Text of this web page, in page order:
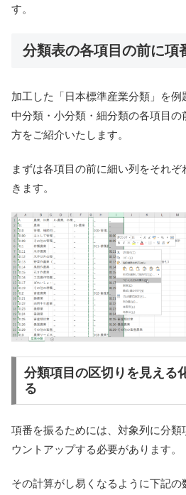
す。
分類表の各項目の前に項
加工した「日本標準産業分類」を例
中分類・小分類・細分類の各項目の
方をご紹介いたします。
まずは各項目の前に細い列をそれ
きます。
分類項目の区切りを見える
る
項番を振るためには、対象列に分類
ウントアップする必要があります。
その計算がし易くなるように下記